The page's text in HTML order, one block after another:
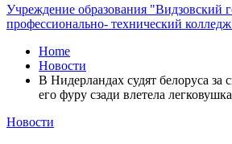
Учреждение образования "Видзовский
профессионально- технический
Home
Новости
В Нидерландах судят белоруса
его фуру сзади влетела легковушка
Новости